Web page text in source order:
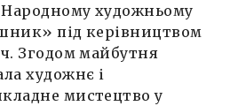
Народному художньому
під керівництвом
Згодом майбутня
художнє і
мистецтво у